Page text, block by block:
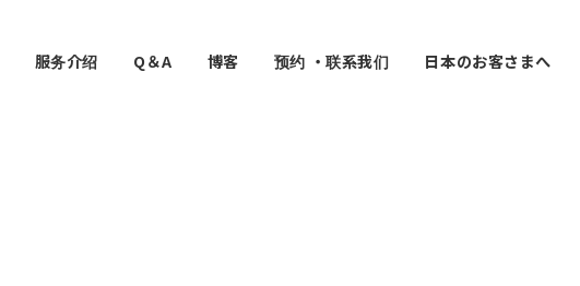
服务介绍 Q＆A 博客 预约 ・联系我们 日本のお客さまへ